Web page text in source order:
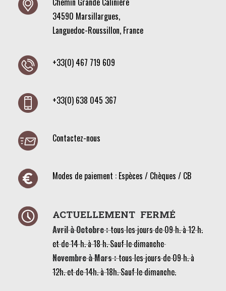
34590 Marsillargues,
Languedoc-Roussillon, France
+33(0) 467 719 609
+33(0) 638 045 367
Contactez-nous
Modes de paiement : Espèces / Chèques / CB
ACTUELLEMENT FERMÉ
Avril à Octobre :tous les jours de 09 h. à 12 h.
et de 14 h. à 18 h. Sauf le dimanche
Novembre à Mars :tous les jours de 09 h. à
12h. et de 14h. à 18h. Sauf le dimanche.